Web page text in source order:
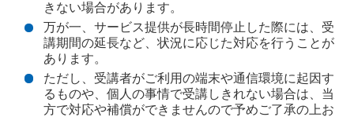
きない場合があります。
万が一、サービス提供が長時間停止した際には、受
講期間の延長など、状況に応じた対応を行うことが
あります。
ただし、受講者がご利用の端末や通信環境に起因す
るものや、個人の事情で受講しきれない場合は、当
方で対応や補償ができませんので予めご了承の上お